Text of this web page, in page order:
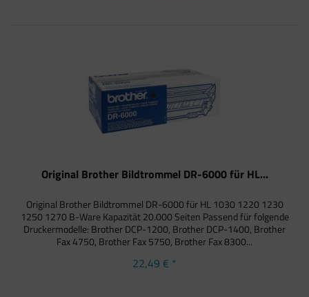
Original Brother Bildtrommel DR-6000 für HL...
Original Brother Bildtrommel DR-6000 für HL 1030 1220 1230
1250 1270 B-Ware Kapazität 20.000 Seiten Passend für folgende
Druckermodelle: Brother DCP-1200, Brother DCP-1400, Brother
Fax 4750, Brother Fax 5750, Brother Fax 8300...
22,49 € *